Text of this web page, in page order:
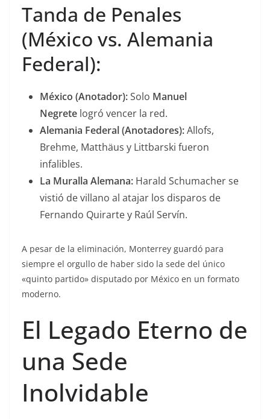
Tanda de Penales
(México vs. Alemania
Federal):
México (Anotador):Solo Manuel
Negrete logró vencer la red.
Alemania Federal (Anotadores):Allofs,
Brehme, Matthäus y Littbarski fueron
infalibles.
La Muralla Alemana: Harald Schumacher se
vistió de villano al atajar los disparos de
Fernando Quirarte y Raúl Servín.
A pesar de la eliminación, Monterrey guardó para
siempre el orgullo de haber sido la sede del único
«quinto partido» disputado por México en un formato
moderno.
El Legado Eterno de
una Sede
Inolvidable